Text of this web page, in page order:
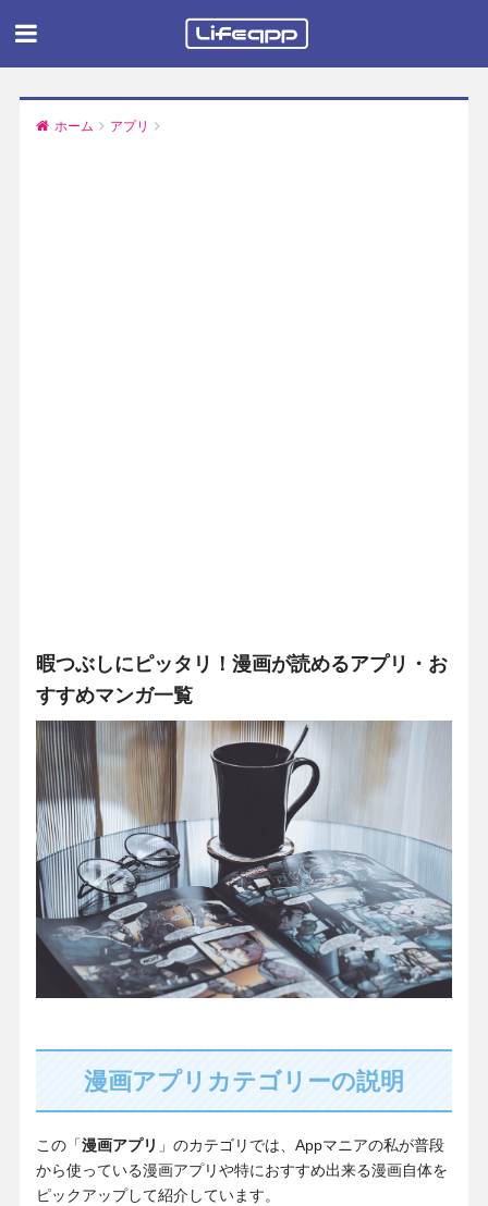
ホーム アプリ
暇つぶしにピッタリ！漫画が読めるアプリ・お
すすめマンガ一覧
漫画アプリカテゴリーの説明
この「 漫画アプリ 」のカテゴリでは、Appマニアの私が普段
から使っている漫画アプリや特におすすめ出来る漫画自体を
ピックアップして紹介しています。